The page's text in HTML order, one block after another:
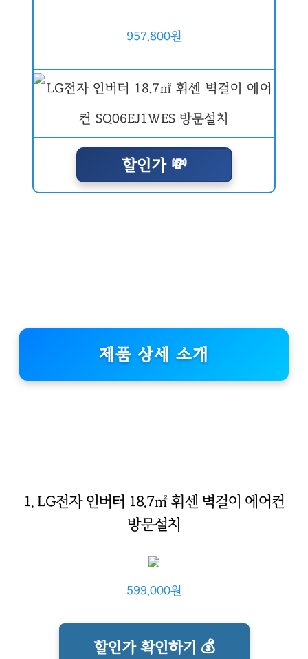
957,800원
할인가 💸
제품 상세 소개
1. LG전자 인버터 18.7㎡ 휘센 벽걸이 에어컨
방문설치
599,000원
할인가 확인하기 💰